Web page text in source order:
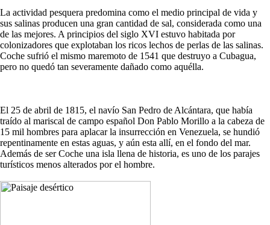
La actividad pesquera predomina como el medio principal de vida y
sus salinas producen una gran cantidad de sal, considerada como una
de las mejores. A principios del siglo XVI estuvo habitada por
colonizadores que explotaban los ricos lechos de perlas de las salinas.
Coche sufrió el mismo maremoto de 1541 que destruyo a Cubagua,
pero no quedó tan severamente dañado como aquélla.
El 25 de abril de 1815, el navío San Pedro de Alcántara, que había
traído al mariscal de campo español Don Pablo Morillo a la cabeza de
15 mil hombres para aplacar la insurrección en Venezuela, se hundió
repentinamente en estas aguas, y aún esta allí, en el fondo del mar.
Además de ser Coche una isla llena de historia, es uno de los parajes
turísticos menos alterados por el hombre.